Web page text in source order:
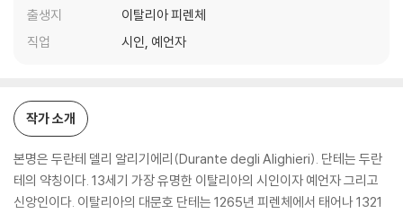
출생지
이탈리아 피렌체
직업
시인, 예언자
작가 소개
본명은 두란테 델리 알리기에리(Durante degli Alighieri). 단테는 두란
테의 약칭이다. 13세기 가장 유명한 이탈리아의 시인이자 예언자 그리고
신앙인이다. 이탈리아의 대문호 단테는 1265년 피렌체에서 태어나 1321